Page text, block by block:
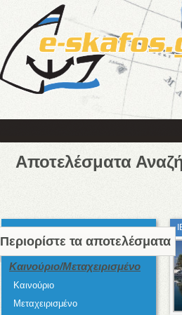
Αποτελέσματα
Περιορίστε τα αποτελέσματα
Καινούριο/Μεταχειρισμένο
Καινούριο
Μεταχειρισμένο